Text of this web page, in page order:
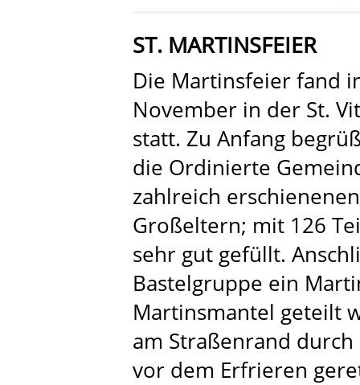
ST. MARTINSFEIER
Die Martinsfeier fand
November in der St.
statt. Zu Anfang
die Ordinierte
zahlreich
Großeltern; mit 126
sehr gut gefüllt.
Bastelgruppe ein
Martinsmantel geteilt
am Straßenrand
vor dem Erfrieren